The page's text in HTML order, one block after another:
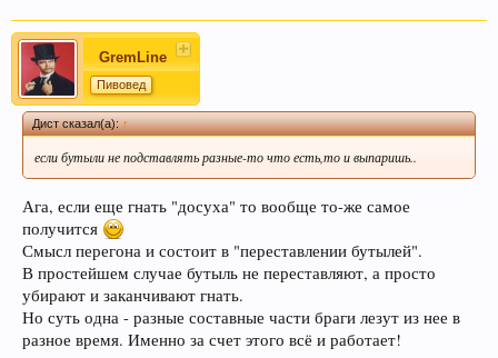
Пиво содержит витамин В, который помогает
нам поддерживать здоровую кожу, нужный
мышечный тонус, борется с заболеваниями
сердечно-сосудистой и иммунной системы.
GremLine
Пивовед
Дист сказал(а):↑
если бутыли не подставлять разные-то что есть,то и выпаришь..
Ага, если еще гнать "досуха" то вообще то-же самое
получится
Смысл перегона и состоит в "переставлении бутылей".
В простейшем случае бутыль не переставляют, а просто
убирают и заканчивают гнать.
Но суть одна - разные составные части браги лезут из нее в
разное время. Именно за счет этого всё и работает!